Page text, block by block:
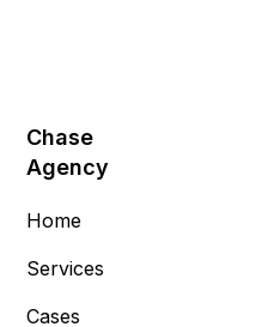
Chase
Agency
Home
Services
Cases